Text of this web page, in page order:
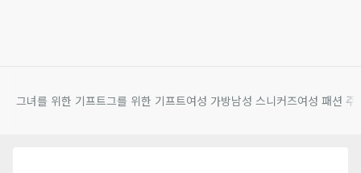
그녀를 위한 기프트그를 위한 기프트여성 가방남성 스니커즈여성 패션 주